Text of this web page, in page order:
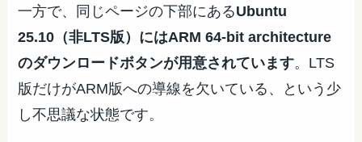
一方で、同じページの下部にあるUbuntu
25.10（非LTS版）にはARM 64-bit architecture
のダウンロードボタンが用意されています。LTS
版だけがARM版への導線を欠いている、という少
し不思議な状態です。